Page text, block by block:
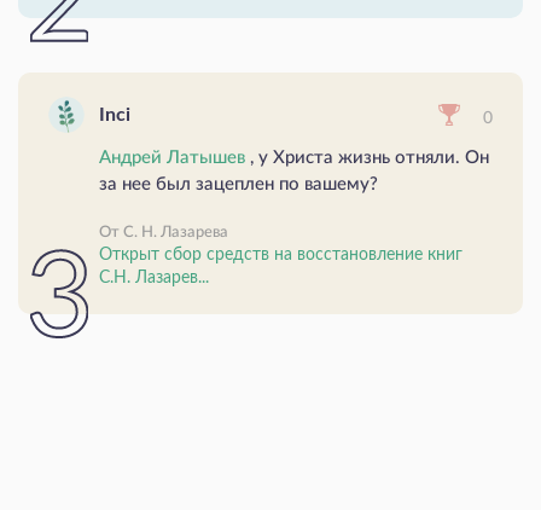
Inci 0
Андрей Латышев , у Христа жизнь отняли. Он
за нее был зацеплен по вашему?
От С. Н. Лазарева
Открыт сбор средств на восстановление книг
С.Н. Лазарев...